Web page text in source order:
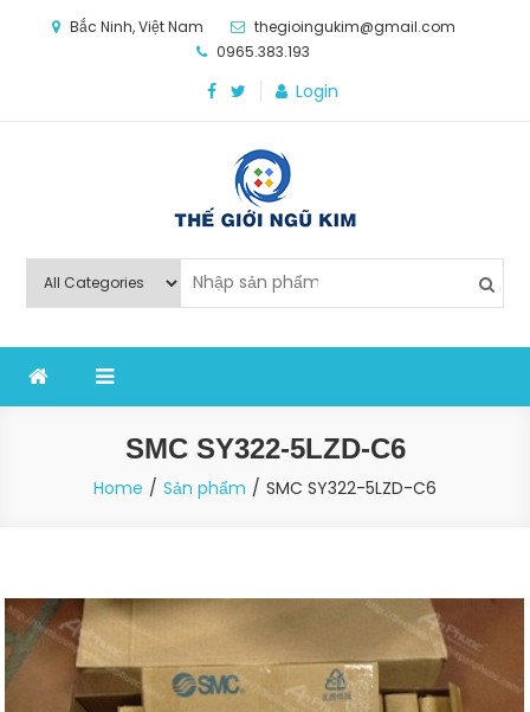
Bắc Ninh, Việt Nam
thegioingukim@gmail.com
0965.383.193
Login
Thế Giới Ngũ Kim
nghiệp sản xuất
SMC SY322-5LZD-C6
Home Sản phẩm SMC SY322-5LZD-C6